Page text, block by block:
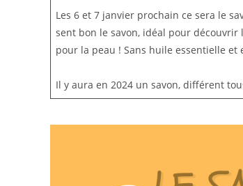
Les 6 et 7 janvier prochain ce sera le
sent bon le savon, idéal pour
pour la peau ! Sans huile essentielle
Il y aura en 2024 un savon, différent